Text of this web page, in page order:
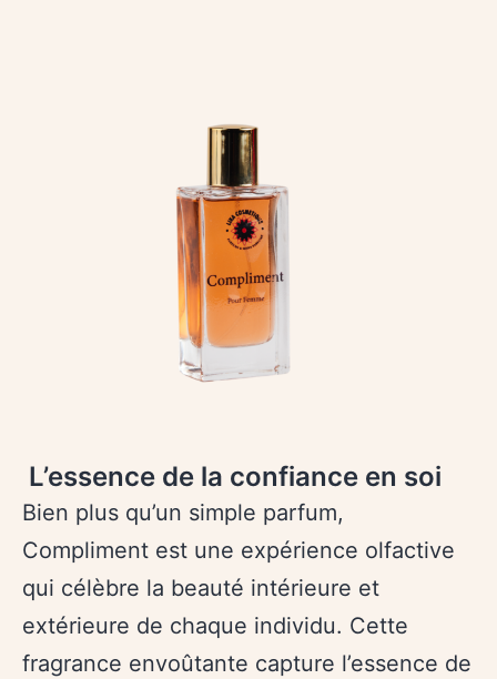
L’essence de la confiance en soi
Bien plus qu’un simple parfum,
Compliment est une expérience olfactive
qui célèbre la beauté intérieure et
extérieure de chaque individu. Cette
fragrance envoûtante capture l’essence de